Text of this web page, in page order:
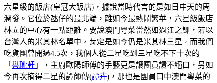
六星級的飯店(皇冠大飯店)，據說當時代言的是如日中天的周
潤發。它位於氹仔的最北端，離如今最熱鬧繁華，六星級飯店
林立的中心有一點距離。要說澳門粵菜當然如過江之鯽，若以
台灣人的米其林名單中，肯定是如今仍是米其林三星，而我們
吃貨團曾開過4.5次，我個人從二星吃到三星吃不下十次的
「 譽瓏軒 」，主廚歐陽師傅的手藝更是讓團員讚不絕口，另如
今再次摘得二星的譚師傳(譚卉)，那也是團員口中澳門粵菜的